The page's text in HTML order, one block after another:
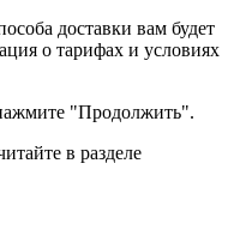
доставки вам будет
о тарифах и условиях
"Продолжить".
в разделе